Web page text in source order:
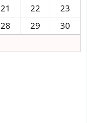
21 22
23
28 29
30